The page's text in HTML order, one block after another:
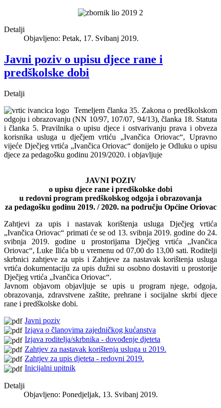
Detalji
Objavljeno: Petak, 17. Svibanj 2019.
Javni poziv o upisu djece rane i
predškolske dobi
Detalji
Temeljem članka 35. Zakona o predškolskom
odgoju i obrazovanju (NN 10/97, 107/07, 94/13), članka 18. Statuta
i članka 5. Pravilnika o upisu djece i ostvarivanju prava i obveza
korisnika usluga u dječjem vrtiću „Ivančica Oriovac“, Upravno
vijeće Dječjeg vrtića „Ivančica Oriovac“ donijelo je Odluku o upisu
djece za pedagošku godinu 2019/2020. i objavljuje
JAVNI POZIV
o upisu djece rane i predškolske dobi
u redovni program predškolskog odgoja i obrazovanja
za pedagošku godinu 2019. / 2020. na području Općine Oriovac
Zahtjevi za upis i nastavak korištenja usluga Dječjeg vrtića
„Ivančica Oriovac“ primati će se od 13. svibnja 2019. godine do 24.
svibnja 2019. godine u prostorijama Dječjeg vrtića „Ivančica
Oriovac“, Luke Ilića bb u vremenu od 07,00 do 13,00 sati. Roditelji
skrbnici zahtjeve za upis i Zahtjeve za nastavak korištenja usluga
vrtića dokumentaciju za upis dužni su osobno dostaviti u prostorije
Dječjeg vrtića „Ivančica Oriovac“.
Javnom objavom objavljuje se upis u program njege, odgoja,
obrazovanja, zdravstvene zaštite, prehrane i socijalne skrbi djece
rane i predškolske dobi.
Javni poziv
Izjava o članovima zajedničkog kućanstva
Izjava roditelja/skrbnika - dovođenje djeteta
Zahtjev za nastavak korištenja usluga u 2019.
Zahtjev za upis djeteta - redovni 2019.
Inicijalni upitnik
Detalji
Objavljeno: Ponedjeljak, 13. Svibanj 2019.